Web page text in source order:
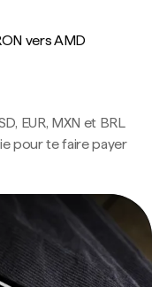
vers AMD
EUR, MXN et BRL
pour te faire payer